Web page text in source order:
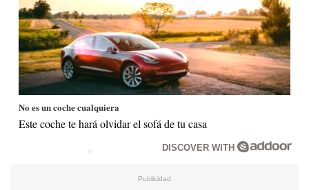
No es un coche cualquiera
Este coche te hará olvidar el sofá de tu casa
DISCOVER WITH